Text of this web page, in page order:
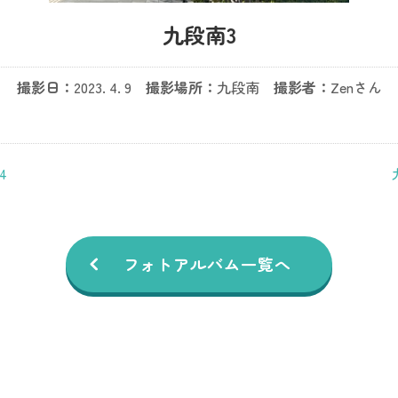
九段南3
撮影日： 2023. 4. 9 撮影場所： 九段南 撮影者： Zenさん
フォトアルバム一覧へ